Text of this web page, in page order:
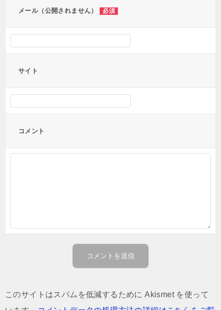
メール（公開されません） 必須
サイト
コメント
このサイトはスパムを低減するために Akismet を使って